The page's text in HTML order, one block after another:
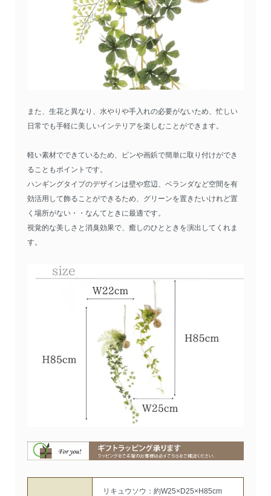
また、生花と異なり、水やりや手入れの必要がないため、忙しい
日常でも手軽に美しいインテリアを楽しむことができます。
軽い素材でできているため、ピンや画鋲で簡単に取り付けができ
ることもポイントです。
ハンギングタイプのデザインは壁や窓辺、ベランダなど空間を有
効活用して飾ることができるため、グリーンを置きたいけれど置
く場所がない・・なんてときに最適です。
視覚的な美しさと消臭効果で、癒しのひとときを演出してくれま
す。
リキュウソウ：約W25×D25×H85cm